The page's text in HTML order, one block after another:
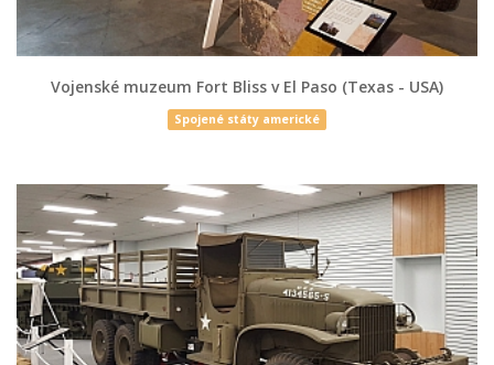
Vojenské muzeum Fort Bliss v El Paso (Texas - USA)
Spojené státy americké